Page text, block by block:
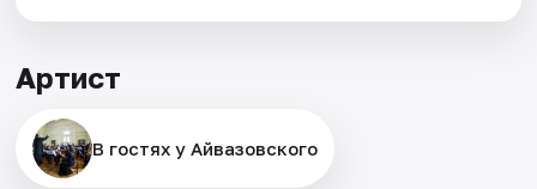
Артист
В гостях у Айвазовского